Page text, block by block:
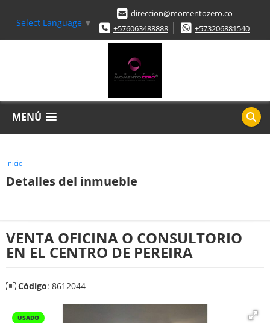
Select Language ▼
direccion@momentozero.co
+576063488888
+573206881540
MENÚ
Inicio
Detalles del inmueble
VENTA OFICINA O CONSULTORIO
EN EL CENTRO DE PEREIRA
Código: 8612044
USADO